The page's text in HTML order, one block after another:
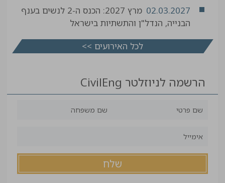
02.03.2027
מרץ 2027: הכנס ה-2 לנשים בענף
הבנייה, הנדל"ן והתשתיות בישראל
לכל האירועים >>
הרשמה לניוזלטר CivilEng